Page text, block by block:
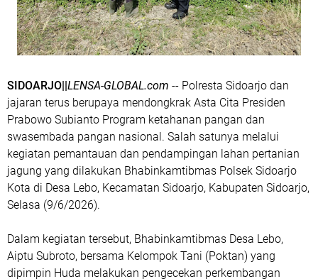
SIDOARJO||LENSA-GLOBAL.com -- Polresta Sidoarjo dan
jajaran terus berupaya mendongkrak Asta Cita Presiden
Prabowo Subianto Program ketahanan pangan dan
swasembada pangan nasional. Salah satunya melalui
kegiatan pemantauan dan pendampingan lahan pertanian
jagung yang dilakukan Bhabinkamtibmas Polsek Sidoarjo
Kota di Desa Lebo, Kecamatan Sidoarjo, Kabupaten Sidoarjo,
Selasa (9/6/2026).
Dalam kegiatan tersebut, Bhabinkamtibmas Desa Lebo,
Aiptu Subroto, bersama Kelompok Tani (Poktan) yang
dipimpin Huda melakukan pengecekan perkembangan